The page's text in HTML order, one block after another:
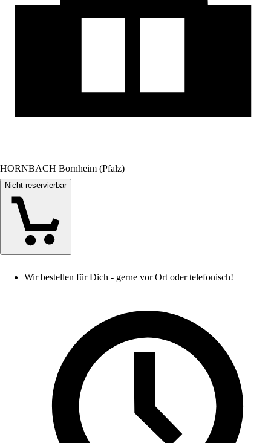
HORNBACH Bornheim (Pfalz)
Nicht reservierbar
Wir bestellen für Dich - gerne vor Ort oder telefonisch!